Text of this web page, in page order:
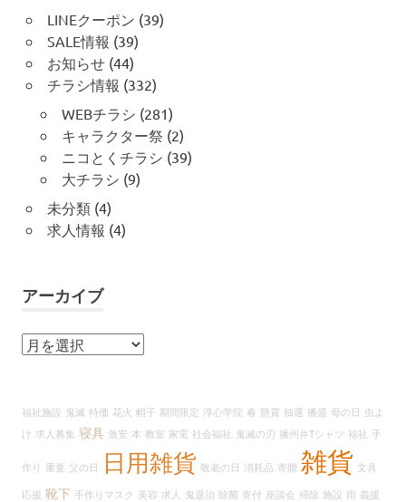
LINEクーポン (39)
SALE情報 (39)
お知らせ(44)
チラシ情報 (332)
WEBチラシ (281)
キャラクター祭 (2)
ニコとくチラシ (39)
大チラシ (9)
未分類(4)
求人情報 (4)
アーカイブ
ア
イ
ブ
福祉施設 鬼滅 特価 花火 帽子 期間限定 淳心学院 春 懸賞 抽選 播盛 母の日 虫よ
け 求人募集 寝具 激安 本 教室 家電 社会福祉 鬼滅の刃 播州弁Tシャツ 福祉 手
作り 重要 父の日 日用雑貨 敬老の日 消耗品 寄贈 雑貨 文具
応援 靴下 手作りマスク 美容 求人 鬼退治 除菌 寄付 座談会 掃除 施設 雨 義援